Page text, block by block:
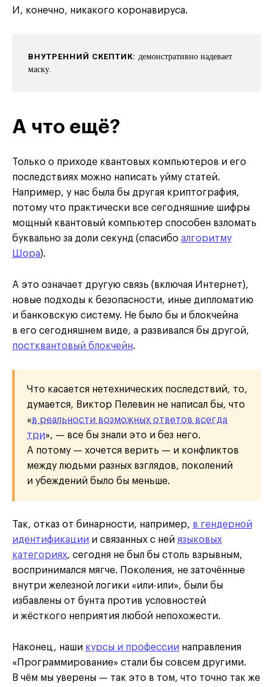
И, конечно, никакого коронавируса.
ВНУТРЕННИЙ СКЕПТИК: демонстративно надевает
маску.
А что ещё?
Только о приходе квантовых компьютеров и его
последствиях можно написать уйму статей.
Например, у нас была бы другая криптография,
потому что практически все сегодняшние шифры
мощный квантовый компьютер способен взломать
буквально за доли секунд (спасибо алгоритму
Шора).
А это означает другую связь (включая Интернет),
новые подходы к безопасности, иные дипломатию
и банковскую систему. Не было бы и блокчейна
в его сегодняшнем виде, а развивался бы другой,
постквантовый блокчейн.
Что касается нетехнических последствий, то,
думается, Виктор Пелевин не написал бы, что
«в реальности возможных ответов всегда
три», — все бы знали это и без него.
А потому — хочется верить — и конфликтов
между людьми разных взглядов, поколений
и убеждений было бы меньше.
Так, отказ от бинарности, например, в гендерной
идентификации и связанных с ней языковых
категориях, сегодня не был бы столь взрывным,
воспринимался мягче. Поколения, не заточённые
внутри железной логики «или-или», были бы
избавлены от бунта против условностей
и жёсткого неприятия любой непохожести.
Наконец, наши курсы и профессии направления
«Программирование» стали бы совсем другими.
В чём мы уверены — так это в том, что точно так же